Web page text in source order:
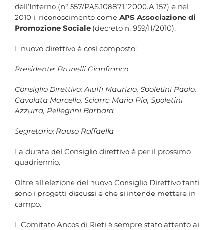
dell’Interno (n° 557/PAS.108871.12000.A 157) e nel
2010 il riconoscimento come APS Associazione di
Promozione Sociale (decreto n. 959/II/2010).
Il nuovo direttivo è così composto:
Presidente: Brunelli Gianfranco
Consiglio Direttivo: Aluffi Maurizio, Spoletini Paolo,
Cavolata Marcello, Sciarra Maria Pia, Spoletini
Azzurra, Pellegrini Barbara
Segretario: Rauso Raffaella
La durata del Consiglio direttivo è per il prossimo
quadriennio.
Oltre all’elezione del nuovo Consiglio Direttivo tanti
sono i progetti discussi e che si intende mettere in
campo.
Il Comitato Ancos di Rieti è sempre stato attento ai